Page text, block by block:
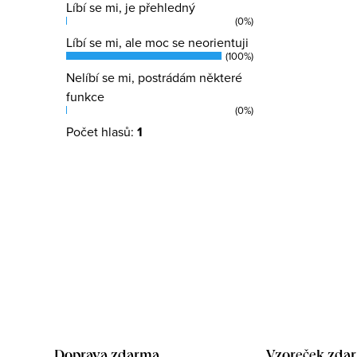
Líbí se mi, je přehledný
(0%)
Líbí se mi, ale moc se neorientuji
(100%)
Nelíbí se mi, postrádám některé
funkce
(0%)
Počet hlasů: 1